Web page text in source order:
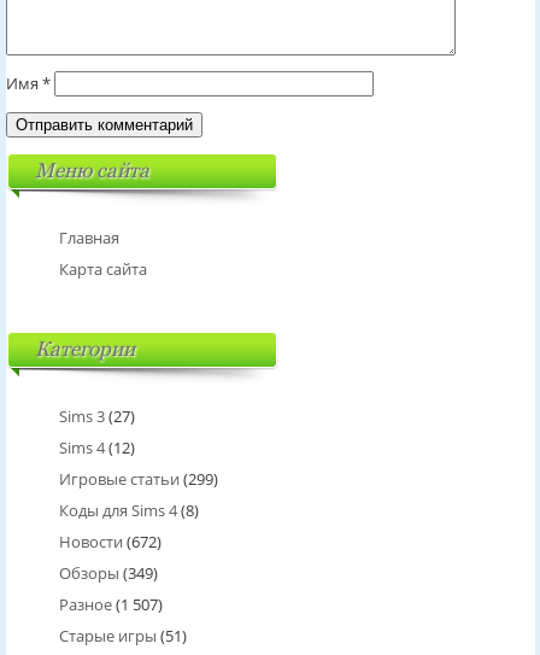
Имя *
Меню сайта
Главная
Карта сайта
Категории
Sims 3(27)
Sims 4(12)
Игровые статьи (299)
Коды для Sims 4(8)
Новости (672)
Обзоры (349)
Разное(1 507)
Старые игры (51)